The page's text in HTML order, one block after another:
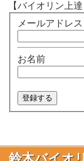
【バイオリン上
メールアドレス
お名前